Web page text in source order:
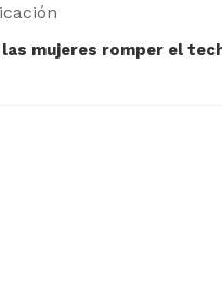
las mujeres romper el